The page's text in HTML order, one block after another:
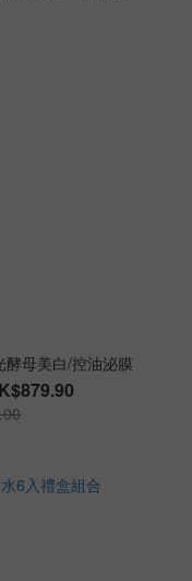
酵母美白/控油泌膜